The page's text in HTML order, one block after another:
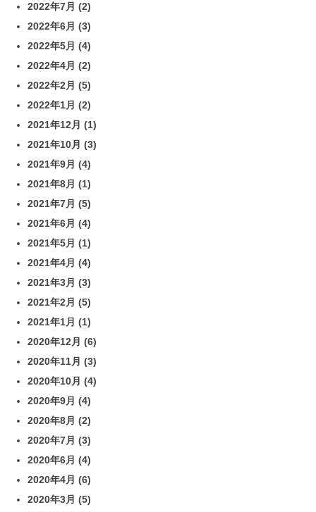
2022年7月 (2)
2022年6月 (3)
2022年5月 (4)
2022年4月 (2)
2022年2月 (5)
2022年1月 (2)
2021年12月 (1)
2021年10月 (3)
2021年9月 (4)
2021年8月 (1)
2021年7月 (5)
2021年6月 (4)
2021年5月 (1)
2021年4月 (4)
2021年3月 (3)
2021年2月 (5)
2021年1月 (1)
2020年12月 (6)
2020年11月 (3)
2020年10月 (4)
2020年9月 (4)
2020年8月 (2)
2020年7月 (3)
2020年6月 (4)
2020年4月 (6)
2020年3月 (5)